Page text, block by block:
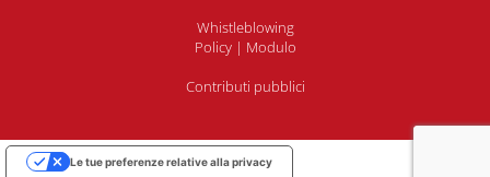
Whistleblowing
Policy| Modulo
Contributi pubblici
Le tue preferenze relative alla privacy